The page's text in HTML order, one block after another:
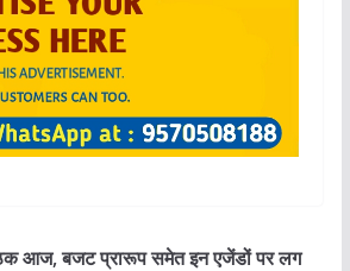
आज, बजट प्रारूप समेत इन एजेंडों पर लग